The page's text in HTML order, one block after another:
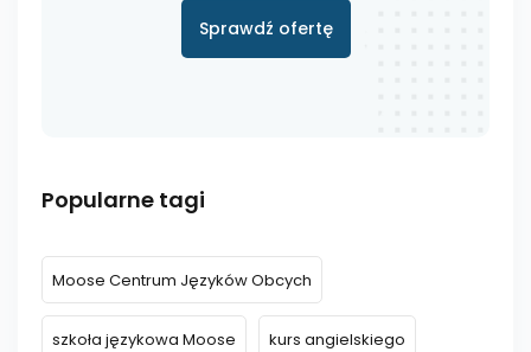
Sprawdź ofertę
Popularne tagi
Moose Centrum Języków Obcych
szkoła językowa Moose kurs angielskiego